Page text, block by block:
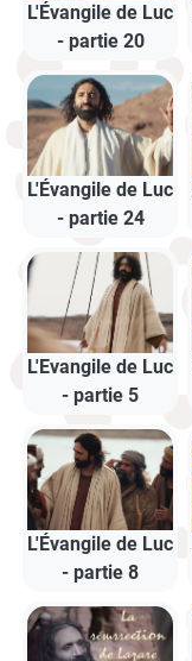
L'Évangile de Luc
- partie 20
L'Évangile de Luc
- partie 24
L'Evangile de Luc
- partie 5
L'Évangile de Luc
- partie 8